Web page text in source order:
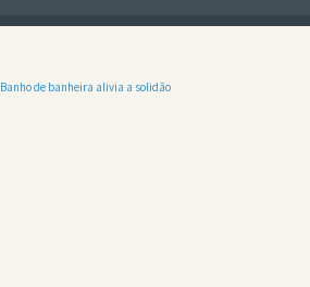
Banho de banheira alivia a solidão